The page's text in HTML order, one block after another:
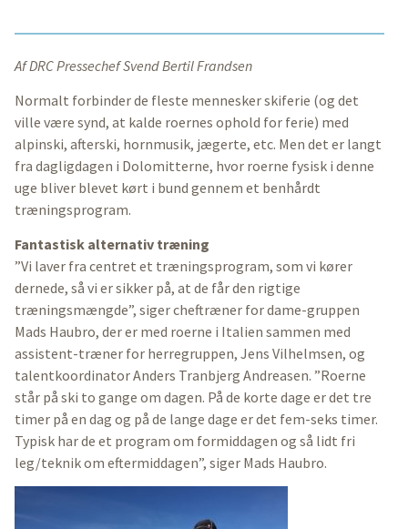
Af DRC Pressechef Svend Bertil Frandsen
Normalt forbinder de fleste mennesker skiferie (og det
ville være synd, at kalde roernes ophold for ferie) med
alpinski, afterski, hornmusik, jægerte, etc. Men det er langt
fra dagligdagen i Dolomitterne, hvor roerne fysisk i denne
uge bliver blevet kørt i bund gennem et benhårdt
træningsprogram.
Fantastisk alternativ træning
”Vi laver fra centret et træningsprogram, som vi kører
dernede, så vi er sikker på, at de får den rigtige
træningsmængde”, siger cheftræner for dame-gruppen
Mads Haubro, der er med roerne i Italien sammen med
assistent-træner for herregruppen, Jens Vilhelmsen, og
talentkoordinator Anders Tranbjerg Andreasen. ”Roerne
står på ski to gange om dagen. På de korte dage er det tre
timer på en dag og på de lange dage er det fem-seks timer.
Typisk har de et program om formiddagen og så lidt fri
leg/teknik om eftermiddagen”, siger Mads Haubro.